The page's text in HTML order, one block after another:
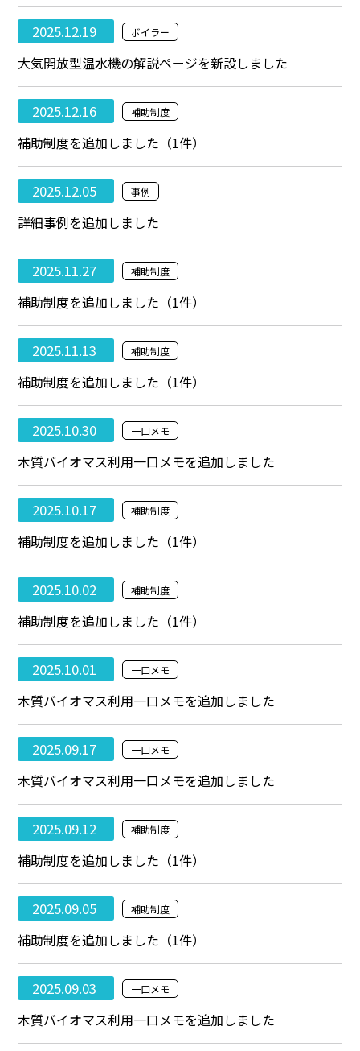
2025.12.19 ボイラー
大気開放型温水機の解説ページを新設しました
2025.12.16 補助制度
補助制度を追加しました（1件）
2025.12.05 事例
詳細事例を追加しました
2025.11.27 補助制度
補助制度を追加しました（1件）
2025.11.13 補助制度
補助制度を追加しました（1件）
2025.10.30 一口メモ
木質バイオマス利用一口メモを追加しました
2025.10.17 補助制度
補助制度を追加しました（1件）
2025.10.02 補助制度
補助制度を追加しました（1件）
2025.10.01 一口メモ
木質バイオマス利用一口メモを追加しました
2025.09.17 一口メモ
木質バイオマス利用一口メモを追加しました
2025.09.12 補助制度
補助制度を追加しました（1件）
2025.09.05 補助制度
補助制度を追加しました（1件）
2025.09.03 一口メモ
木質バイオマス利用一口メモを追加しました